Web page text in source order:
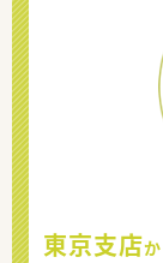
東京支店